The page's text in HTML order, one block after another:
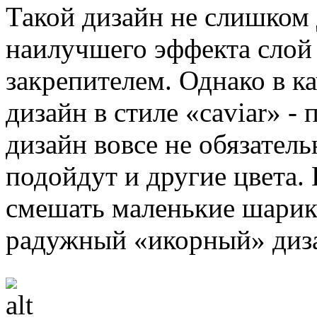
Такой дизайн не слишком
наилучшего эффекта
закрепителем. Однако в
дизайн в стиле «caviar» -
дизайн вовсе не
подойдут и другие
смешать маленькие
радужный «икорный»